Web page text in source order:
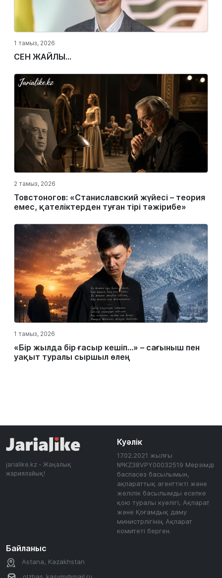
1 тамыз, 2026
СЕН ЖАЙЛЫ...
2 тамыз, 2026
Товстоногов: «Станиславский жүйесі – теория
емес, қателіктерден туған тірі тәжірибе»
1 тамыз, 2026
«Бір жылда бір ғасыр кешіп…» – сағыныш пен
уақыт туралы сыршыл өлең
jarialike.kz - Жаңалық
жариялайық!
Куәлік
17.02.2021 жылғы
№KZ38VPY00032519 Мерзімді
баспасөз басылымын,
ақпараттық агенттікті және
желілік басылымды есепке
қою туралы куәлігі, Ақпарат
және Қоғамдық даму
министрлігінің Ақпарат
комитеті берген.
Байланыс
Astana, Kazakhstan
olzhas_kasym@mail.ru